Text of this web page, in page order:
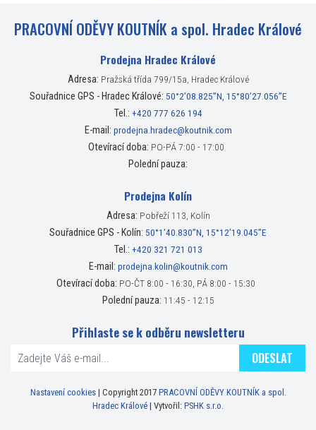
PRACOVNÍ ODĚVY KOUTNÍK a spol. Hradec Králové
Prodejna Hradec Králové
Adresa: Pražská třída 799/15a, Hradec Králové
Souřadnice GPS - Hradec Králové: 50°2’08.825”N, 15°80’27.056”E
Tel.: +420 777 626 194
E-mail: prodejna.hradec@koutnik.com
Otevírací doba: PO-PÁ 7:00 - 17:00
Polední pauza:
Prodejna Kolín
Adresa: Pobřeží 113, Kolín
Souřadnice GPS - Kolín: 50°1’40.830”N, 15°12’19.045”E
Tel.: +420 321 721 013
E-mail: prodejna.kolin@koutnik.com
Otevírací doba: PO-ČT 8:00 - 16:30, PÁ 8:00 - 15:30
Polední pauza: 11:45 - 12:15
Přihlaste se k odběru newsletteru
ODESLAT
Nastavení cookies| Copyright 2017 PRACOVNÍ ODĚVY KOUTNÍK a spol.
Hradec Králové | Vytvořil: PSHK s.r.o.